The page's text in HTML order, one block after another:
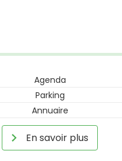
Agenda
Parking
Annuaire
En savoir plus